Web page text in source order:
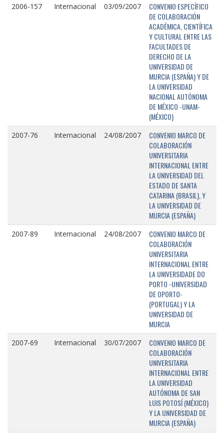
2006-157 Internacional 03/09/2007
CONVENIO ESPECÍFICO
DE COLABORACIÓN
ACADÉMICA, CIENTÍFICA
Y CULTURAL ENTRE LAS
FACULTADES DE
DERECHO DE LA
UNIVERSIDAD DE
MURCIA (ESPAÑA) Y DE
LA UNIVERSIDAD
NACIONAL AUTÓNOMA
DE MÉXICO -UNAM-
(MÉXICO)
2007-76 Internacional 24/08/2007
CONVENIO MARCO DE
COLABORACIÓN
UNIVERSITARIA
INTERNACIONAL ENTRE
LA UNIVERSIDAD DEL
ESTADO DE SANTA
CATARINA (BRASIL), Y
LA UNIVERSIDAD DE
MURCIA (ESPAÑA)
2007-89 Internacional 24/08/2007
CONVENIO MARCO DE
COLABORACIÓN
UNIVERSITARIA
INTERNACIONAL ENTRE
LA UNIVERSIDADE DO
PORTO -UNIVERSIDAD
DE OPORTO-
(PORTUGAL) Y LA
UNIVERSIDAD DE
MURCIA
2007-69 Internacional 30/07/2007
CONVENIO MARCO DE
COLABORACIÓN
UNIVERSITARIA
INTERNACIONAL ENTRE
LA UNIVERSIDAD
AUTÓNOMA DE SAN
LUIS POTOSÍ (MÉXICO)
Y LA UNIVERSIDAD DE
MURCIA (ESPAÑA)